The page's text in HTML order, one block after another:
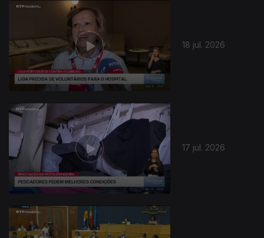
18 jul. 2026
17 jul. 2026